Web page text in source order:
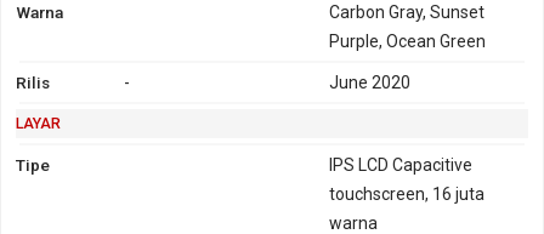
Warna
Carbon Gray, Sunset
Purple, Ocean Green
Rilis - June 2020
LAYAR
Tipe
IPS LCD Capacitive
touchscreen, 16 juta
warna